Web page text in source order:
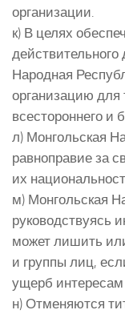
организации.
к) В целях
Народная
организацию для
всестороннего и
л) Монгольская
равноправие за
их
м) Монгольская
руководствуясь
может лишить
и группы лиц,
ущерб интересам
н) Отменяются